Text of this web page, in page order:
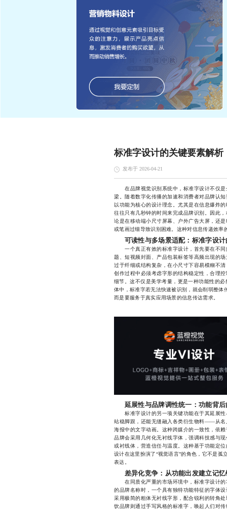
标准字设计的关键要素解析
发布于 2026-04-21
在品牌视觉识别系统中，标准字设计不仅是
梁。随着数字化传播的加速和消费者对品牌认
以功能为核心的设计理念。尤其是在信息爆炸
往往只有几秒钟的时间来完成品牌识别。因此
论是在移动端小尺寸屏幕、户外广告大屏，还
或笔画过细导致识别困难。这种对信息传递效
可读性与多场景适配：标准字设
一个真正有效的标准字设计，首先要在不同
题、短视频封面、产品包装标签等高频出现的
过于纤细或结构复杂，在小尺寸下容易模糊不
创作过程中必须考虑字形的结构稳定性，合理
细节。这不仅是美学考量，更是一种功能性的
体中，标准字若无法快速被识别，就会削弱整体
而是要服务于真实应用场景的信息传达需求。
延展性与品牌调性统一：功能背
标准字设计的另一项关键功能在于其延展性
站稳脚跟，还能无缝融入各类衍生物料——从名
海报中的文字动画。这种跨媒介的一致性，依
品牌会采用几何化无衬线字体，强调科技感与
或衬线体，营造信任与温度。这种基于功能定
设计在这里扮演了“视觉语言”的角色，它不是
表达。
差异化竞争：从功能出发建立记忆
在同质化严重的市场环境中，标准字设计的
的品牌名称时，一个具有独特功能特征的字体
采用极简的粗体无衬线字形，配合锐利的转角
饮品牌则通过手写风格的标准字，唤起人们对